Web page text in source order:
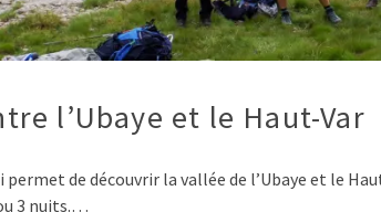
l’Ubaye et le Haut-Var
de découvrir la vallée de l’Ubaye et le
3 nuits.…